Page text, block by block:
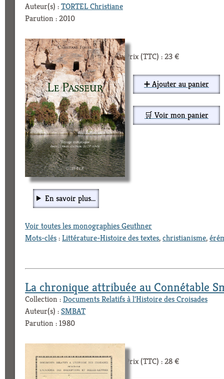
Auteur(s) :TORTEL Christiane
Parution : 2010
Prix (TTC) : 23 €
➕ Ajouter au panier
🛒 Voir mon panier
En savoir plus...
Voir toutes les monographies Geuthner
Mots-clés:Littérature-Histoire des textes,christianisme,
La chronique attribuée au Connétable
Collection :Documents Relatifs à l'Histoire des Croisades
Auteur(s) :SMBAT
Parution : 1980
Prix (TTC) : 28 €